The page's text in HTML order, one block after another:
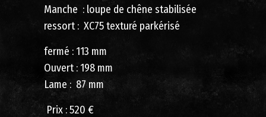
Manche : loupe de chêne stabilisée
ressort : XC75 texturé parkérisé
fermé : 113 mm
Ouvert : 198 mm
Lame : 87 mm
Prix : 520 €